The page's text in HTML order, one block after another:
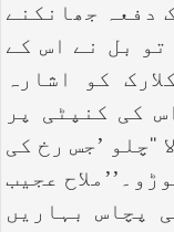
دفعہ جھانکنے
بل نے اس کے
کو اشارہ
کی کنپٹی پر
’جس رخ کی
عجیب
پچاس بہاریں